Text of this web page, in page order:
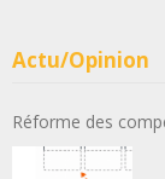
Actu/Opinion
Réforme des